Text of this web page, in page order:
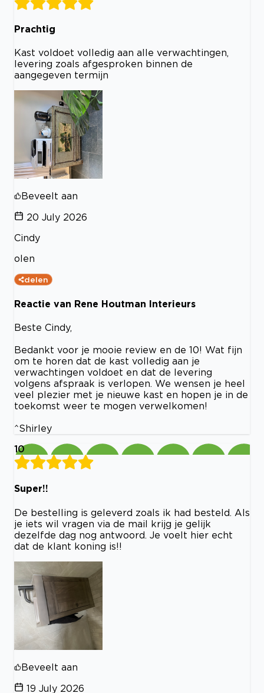
Prachtig
Kast voldoet volledig aan alle verwachtingen,
levering zoals afgesproken binnen de
aangegeven termijn
Beveelt aan
20 July 2026
Cindy
olen
delen
Reactie van Rene Houtman Interieurs
Beste Cindy,
Bedankt voor je mooie review en de 10! Wat fijn
om te horen dat de kast volledig aan je
verwachtingen voldoet en dat de levering
volgens afspraak is verlopen. We wensen je heel
veel plezier met je nieuwe kast en hopen je in de
toekomst weer te mogen verwelkomen!
^Shirley
10
Super!!
De bestelling is geleverd zoals ik had besteld. Als
je iets wil vragen via de mail krijg je gelijk
dezelfde dag nog antwoord. Je voelt hier echt
dat de klant koning is!!
Beveelt aan
19 July 2026